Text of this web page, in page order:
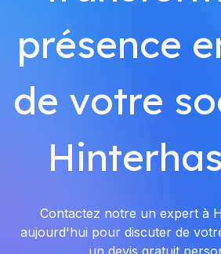
présence
de votre
Contactez notre un expert à
aujourd'hui pour discuter de
un devis gratuit